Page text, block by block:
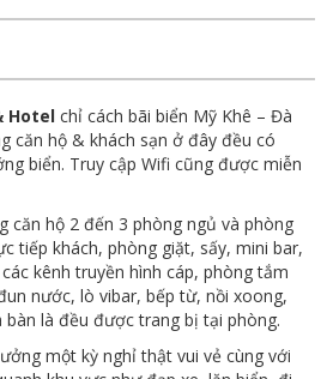
Hotel chỉ cách bãi biển Mỹ Khê – Đà
căn hộ & khách sạn ở đây đều có
biển. Truy cập Wifi cũng được miễn
căn hộ 2 đến 3 phòng ngủ và phòng
tiếp khách, phòng giặt, sấy, mini bar,
kênh truyền hình cáp, phòng tắm
nước, lò vibar, bếp từ, nồi xoong,
là đều được trang bị tại phòng.
một kỳ nghỉ thật vui vẻ cùng với